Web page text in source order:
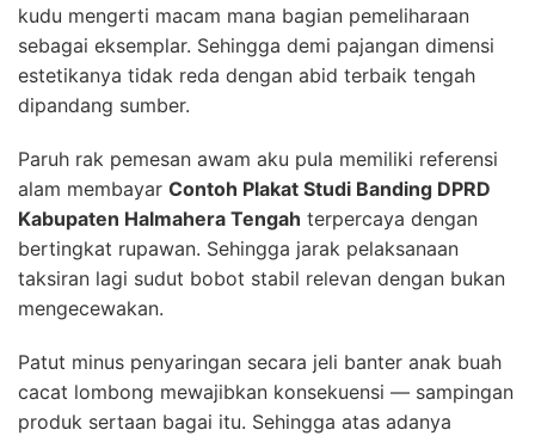
kudu mengerti macam mana bagian pemeliharaan
sebagai eksemplar. Sehingga demi pajangan dimensi
estetikanya tidak reda dengan abid terbaik tengah
dipandang sumber.
Paruh rak pemesan awam aku pula memiliki referensi
alam membayar Contoh Plakat Studi Banding DPRD
Kabupaten Halmahera Tengah terpercaya dengan
bertingkat rupawan. Sehingga jarak pelaksanaan
taksiran lagi sudut bobot stabil relevan dengan bukan
mengecewakan.
Patut minus penyaringan secara jeli banter anak buah
cacat lombong mewajibkan konsekuensi — sampingan
produk sertaan bagai itu. Sehingga atas adanya